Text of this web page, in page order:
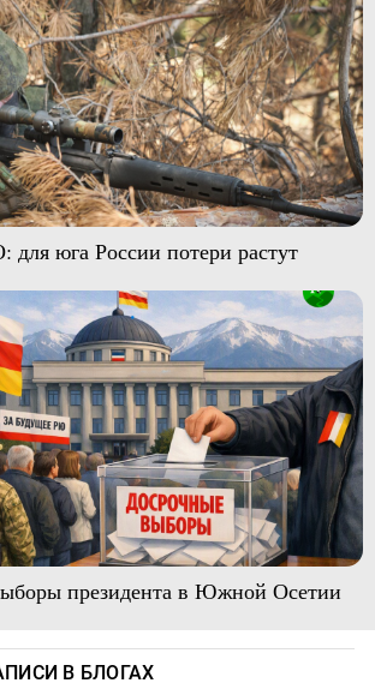
для юга России потери растут
президента в Южной Осетии
В БЛОГАХ